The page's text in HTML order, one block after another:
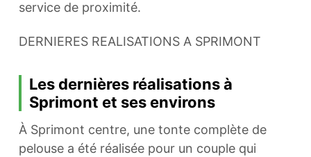
service de proximité.
DERNIERES REALISATIONS A SPRIMONT
Les dernières réalisations à
Sprimont et ses environs
À Sprimont centre, une tonte complète de
pelouse a été réalisée pour un couple qui